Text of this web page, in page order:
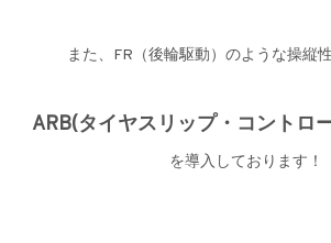
また、FR（後輪駆動）のような操縦
ARB(タイヤスリップ・コントロ
を導入しております！